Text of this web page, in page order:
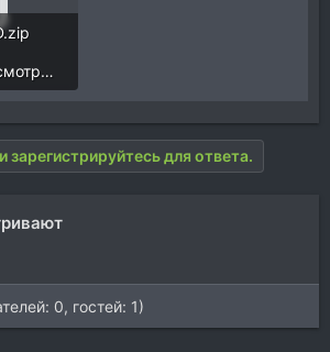
610 байт · Просмотры: 195
зарегистрируйтесь для ответа.
0, гостей: 1)